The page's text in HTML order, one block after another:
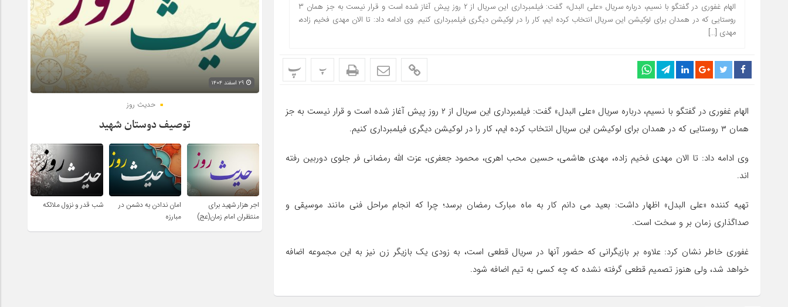
الهام غفوری در گفتگو با نسیم، درباره سریال «علی البدل» گفت: فیلمبرداری این سریال از ۲ روز پیش آغاز شده است و قرار نیست به جز همان ۳
روستایی که در همدان برای لوکیشن این سریال انتخاب کرده ایم، کار را در لوکیشن دیگری فیلمبرداری کنیم. وی ادامه داد: تا الان مهدی فخیم زاده،
مهدی […]
پ پ
الهام غفوری در گفتگو با نسیم، درباره سریال «علی البدل» گفت: فیلمبرداری این سریال از ۲ روز پیش آغاز شده است و قرار نیست به جز
همان ۳ روستایی که در همدان برای لوکیشن این سریال انتخاب کرده ایم، کار را در لوکیشن دیگری فیلمبرداری کنیم.
وی ادامه داد: تا الان مهدی فخیم زاده، مهدی هاشمی، حسین محب‌ اهری، محمود جعفری، عزت الله رمضانی فر جلوی دوربین رفته
اند.
تهیه کننده «علی البدل» اظهار داشت: بعید می دانم کار به ماه مبارک رمضان برسد؛ چرا که انجام مراحل فنی مانند موسیقی و
صداگذاری زمان بر و سخت است.
غفوری خاطر نشان کرد: علاوه بر بازیگرانی که حضور آنها در سریال قطعی است، به زودی یک بازیگر زن نیز به این مجموعه اضافه
خواهد شد، ولی هنوز تصمیم قطعی گرفته نشده که چه کسی به تیم اضافه شود.
حدیث روز
توصیف دوستان شهید
اجر هزار شهید برای
منتظران امام زمان(عج)
امان ندادن به دشمن در
مبارزه
شب قدر و نزول ملائکه